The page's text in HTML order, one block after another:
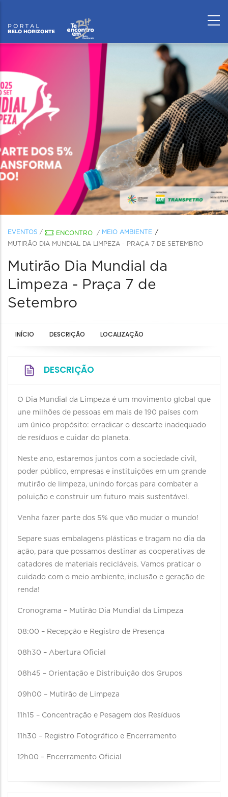
EVENTOS / ENCONTRO / MEIO AMBIENTE
MUTIRÃO DIA MUNDIAL DA LIMPEZA - PRAÇA 7 DE SETEMBRO
Mutirão Dia Mundial da
Limpeza - Praça 7 de
Setembro
INÍCIO DESCRIÇÃO LOCALIZAÇÃO
DESCRIÇÃO
O Dia Mundial da Limpeza é um movimento global que
une milhões de pessoas em mais de 190 países com
um único propósito: erradicar o descarte inadequado
de resíduos e cuidar do planeta.
Neste ano, estaremos juntos com a sociedade civil,
poder público, empresas e instituições em um grande
mutirão de limpeza, unindo forças para combater a
poluição e construir um futuro mais sustentável.
Venha fazer parte dos 5% que vão mudar o mundo!
Separe suas embalagens plásticas e tragam no dia da
ação, para que possamos destinar as cooperativas de
catadores de materiais recicláveis. Vamos praticar o
cuidado com o meio ambiente, inclusão e geração de
renda!
Cronograma – Mutirão Dia Mundial da Limpeza
08:00 – Recepção e Registro de Presença
08h30 – Abertura Oficial
08h45 – Orientação e Distribuição dos Grupos
09h00 – Mutirão de Limpeza
11h15 – Concentração e Pesagem dos Resíduos
11h30 – Registro Fotográfico e Encerramento
12h00 – Encerramento Oficial